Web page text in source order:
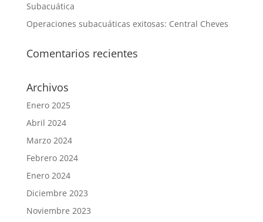
Subacuática
Operaciones subacuáticas exitosas: Central Cheves
Comentarios recientes
Archivos
Enero 2025
Abril 2024
Marzo 2024
Febrero 2024
Enero 2024
Diciembre 2023
Noviembre 2023